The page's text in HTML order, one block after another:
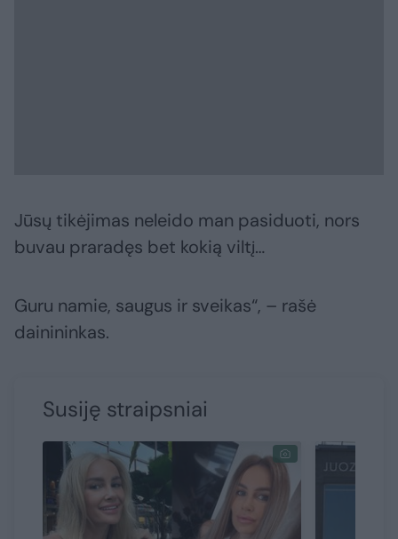
Jūsų tikėjimas neleido man pasiduoti, nors
buvau praradęs bet kokią viltį…
Guru namie, saugus ir sveikas“, – rašė
dainininkas.
Susiję straipsniai